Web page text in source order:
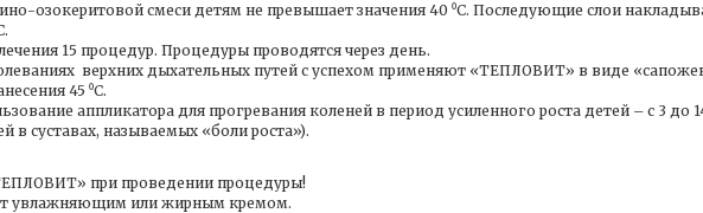
озокеритовой смеси детям не превышает значения 40 ⁰С. Последующие слои
15 процедур. Процедуры проводятся через день.
верхних дыхательных путей с успехом применяют «ТЕПЛОВИТ» в виде
45 ⁰С.
аппликатора для прогревания коленей в период усиленного роста детей – с 3 до
в суставах, называемых «боли роста»).
при проведении процедуры!
увлажняющим или жирным кремом.